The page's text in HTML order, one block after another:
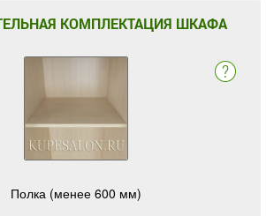
КОМПЛЕКТАЦИЯ ШКАФА
Полка (менее 600 мм)